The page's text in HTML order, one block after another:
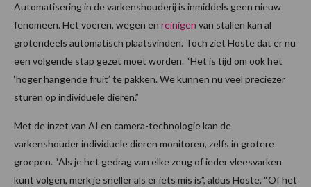
Automatisering in de varkenshouderij is inmiddels geen nieuw
fenomeen. Het voeren, wegen en reinigen van stallen kan al
grotendeels automatisch plaatsvinden. Toch ziet Hoste dat er nu
een volgende stap gezet moet worden. “Het is tijd om ook het
‘hoger hangende fruit’ te pakken. We kunnen nu veel preciezer
sturen op individuele dieren.”
Met de inzet van AI en camera-technologie kan de
varkenshouder individuele dieren monitoren, zelfs in grotere
groepen. “Als je het gedrag van elke zeug of ieder vleesvarken
kunt volgen, merk je sneller als er iets mis is”, aldus Hoste. “Of het